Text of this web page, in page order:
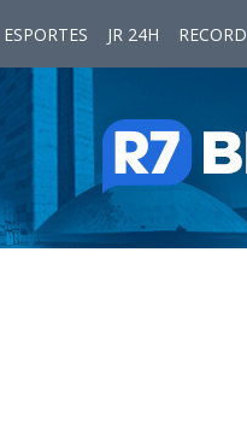
ESPORTES JR 24H RECORD